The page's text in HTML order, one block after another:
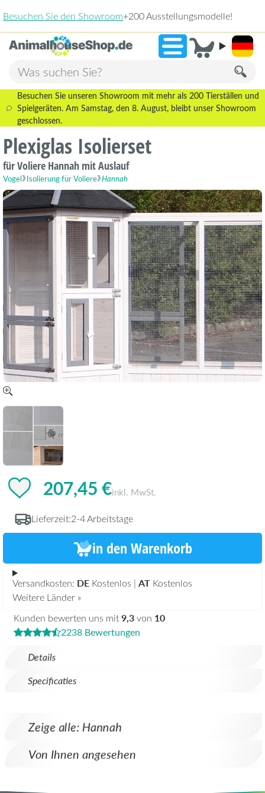
»
Besuchen Sie unseren Showroom mit mehr als 200 Tierställen und
Spielgeräten. Am Samstag, den 8. August, bleibt unser Showroom
geschlossen.
Plexiglas Isolierset
für Voliere Hannah mit Auslauf
Vogel Isolierung für Voliere Hannah
Details
Specificaties
207,45 €inkl. MwSt.
Lieferzeit:2-4 Arbeitstage
in den Warenkorb
Versandkosten: DE Kostenlos | AT Kostenlos
Weitere Länder »
Kunden bewerten uns mit9,3von 10
2238 Bewertungen
Zeige alle: Hannah
Von Ihnen angesehen